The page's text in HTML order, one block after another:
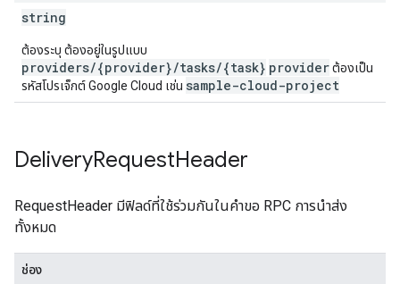
string
ต้องระบุ ต้องอยู่ในรูปแบบ
providers/{provider}/tasks/{task} providerต้องเป็น
รหัสโปรเจ็กต์ Google Cloud เช่น sample-cloud-project
DeliveryRequestHeader
RequestHeader มีฟิลด์ที่ใช้ร่วมกันในคำขอ RPC การนำส่ง
ทั้งหมด
ช่อง